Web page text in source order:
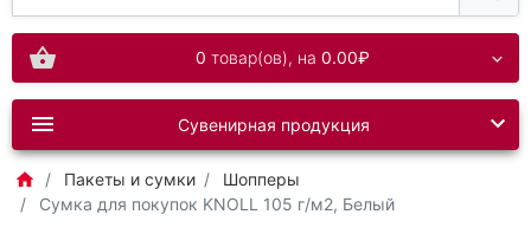
0 товар(ов), на 0.00₽
Сувенирная продукция
Пакеты и сумки
Шопперы
Сумка для покупок KNOLL 105 г/м2, Белый